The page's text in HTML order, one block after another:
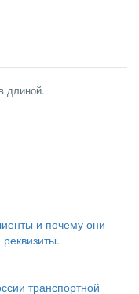
длиной.
и почему они
транспортной